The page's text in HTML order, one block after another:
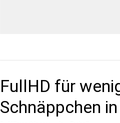
FullHD für
Schnäppchen